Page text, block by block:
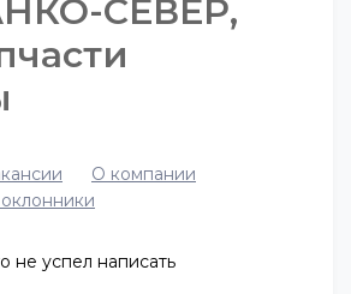
СЕВЕР,
О компании
не успел написать